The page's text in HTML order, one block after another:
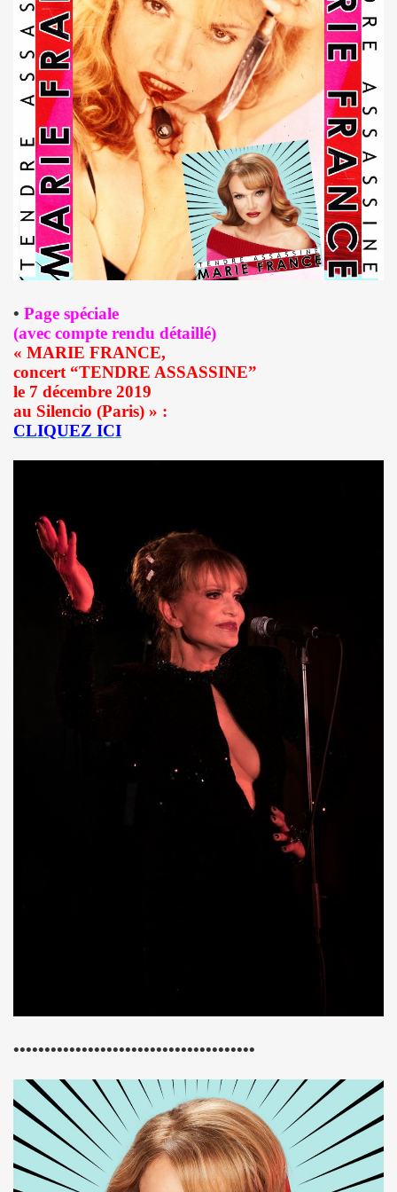
• Page spéciale
(avec compte rendu détaillé)
« MARIE FRANCE,
concert “TENDRE ASSASSINE”
le 7 décembre 2019
au Silencio (Paris) » :
CLIQUEZ ICI
•••••••••••••••••••••••••••••••••••••••
dans "OPEN MAG" (decembre 2009 - janvier 2010).
dans "PARIS MATCH" (23 decembre 2009).
dans "ACCORDEON ET ACCORDEONISTES" (janvier
par JEAN-WILLIAM THOURY dans "JUKE BOX
dans "LES INROCKUTPIBLES" (28 octobre
dans "FEMME ACTUELLE" (2 novembre 2009).
2009).
dans "ROCK & FOLK" (juillet 2008).
DE LA DISCOTHEQUE" (septembre 1983).
dans "TELERAMA" du 7 octobre 2009.
"LIBERATION" (14 avril 2003).
dans "LE MONDE" (avril 2003).
(mars 1997).
dans "ROCK & FOLK" (juin 2003).
(1994) par H.M.
le magazine "FEELING" (numero 3, mars 1978).
nee" ("7 a Paris", 1990).
ALAIN CHENNEVIERE, HUGO HOOKA HEY,
and friends) le 22 janvier 2010 au POINT FMR
THE HELLBOYS, HEARTBREAK HOTEL,
2006 et le 31 mars 2007 au NOUVEAU CASINO (Paris).